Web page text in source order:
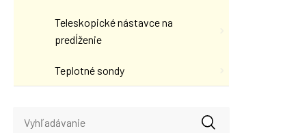
Teleskopické nástavce na
predĺženie
Teplotné sondy